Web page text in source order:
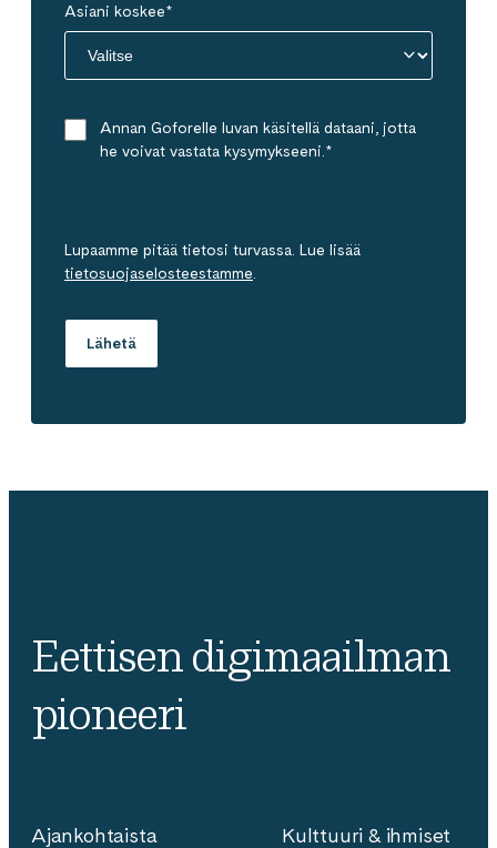
Asiani koskee*
Annan Goforelle luvan käsitellä dataani, jotta
he voivat vastata kysymykseeni. *
Lupaamme pitää tietosi turvassa. Lue lisää
tietosuojaselosteestamme
Eettisen digimaailman
pioneeri
Ajankohtaista Kulttuuri & ihmiset